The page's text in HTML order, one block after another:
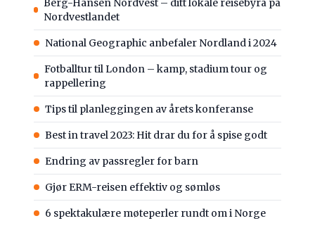
Berg-Hansen Nordvest – ditt lokale reisebyrå på
Nordvestlandet
National Geographic anbefaler Nordland i 2024
Fotballtur til London – kamp, stadium tour og
rappellering
Tips til planleggingen av årets konferanse
Best in travel 2023: Hit drar du for å spise godt
Endring av passregler for barn
Gjør ERM-reisen effektiv og sømløs
6 spektakulære møteperler rundt om i Norge